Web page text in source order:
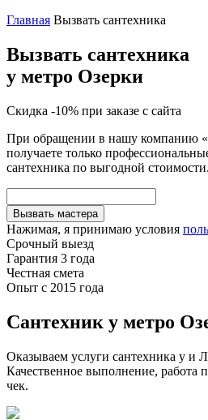
Главная Вызвать сантехника
Вызвать сантехника
у метро Озерки
Скидка -10% при заказе с сайта
При обращении в нашу компанию
получаете только
сантехника по выгодной стоимости.
Вызвать мастера
Нажимая, я принимаю условия
Срочный выезд
Гарантия 3 года
Честная смета
Опыт с 2015 года
Сантехник у метро
Оказываем услуги сантехника у и
Качественное выполнение, работа
чек.